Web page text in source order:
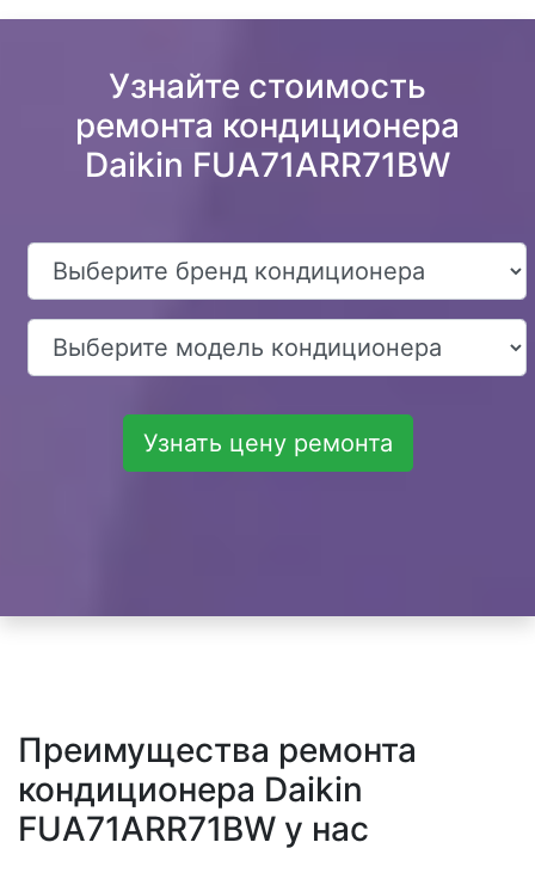
Узнайте стоимость
ремонта кондиционера
Daikin FUA71ARR71BW
Узнать цену ремонта
Преимущества ремонта
кондиционера Daikin
FUA71ARR71BW у нас